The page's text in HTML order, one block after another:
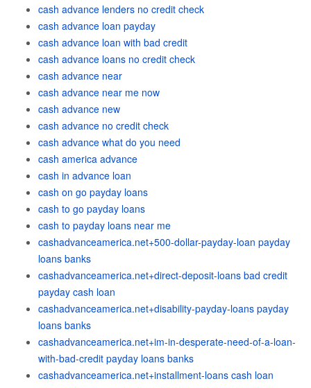
cash advance lenders no credit check
cash advance loan payday
cash advance loan with bad credit
cash advance loans no credit check
cash advance near
cash advance near me now
cash advance new
cash advance no credit check
cash advance what do you need
cash america advance
cash in advance loan
cash on go payday loans
cash to go payday loans
cash to payday loans near me
cashadvanceamerica.net+500-dollar-payday-loan payday
loans banks
cashadvanceamerica.net+direct-deposit-loans bad credit
payday cash loan
cashadvanceamerica.net+disability-payday-loans payday
loans banks
cashadvanceamerica.net+im-in-desperate-need-of-a-loan-
with-bad-credit payday loans banks
cashadvanceamerica.net+installment-loans cash loan